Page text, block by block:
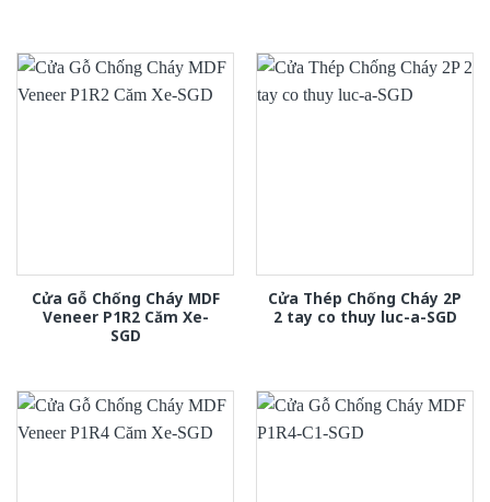
Cửa Gỗ Chống Cháy MDF
Veneer P1R2 Căm Xe-
SGD
Cửa Thép Chống Cháy 2P
2 tay co thuy luc-a-SGD